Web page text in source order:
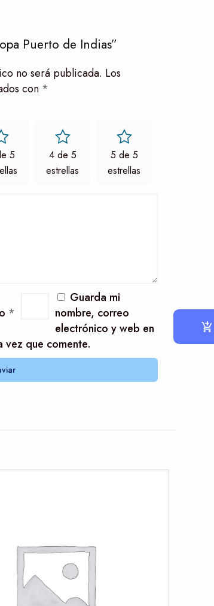
Puerto de Indias”
no será publicada. Los
con *
5
4 de 5
estrellas
5 de 5
estrellas
*
Guarda mi
nombre, correo
electrónico y web en
vez que comente.